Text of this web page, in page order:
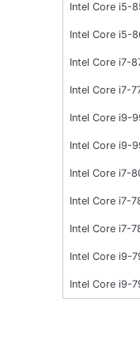
Intel Core i5-
Intel Core i5-
Intel Core i7-
Intel Core i7-
Intel Core i9-
Intel Core i9-
Intel Core i7-
Intel Core i7-
Intel Core i7-
Intel Core i9-
Intel Core i9-